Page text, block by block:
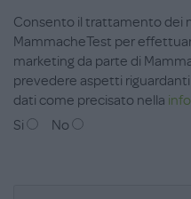
Consento il trattamento dei
MammacheTest per
marketing da parte di
prevedere aspetti
dati come precisato nella
Si
No